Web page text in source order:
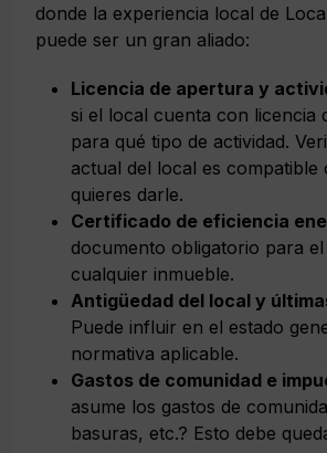
donde la experiencia local de
puede ser un gran aliado:
Licencia de apertura y
si el local cuenta con licencia
para qué tipo de actividad.
actual del local es compatible
quieres darle.
Certificado de eficiencia
documento obligatorio para
cualquier inmueble.
Antigüedad del local y
Puede influir en el estado
normativa aplicable.
Gastos de comunidad e
asume los gastos de
basuras, etc.? Esto debe